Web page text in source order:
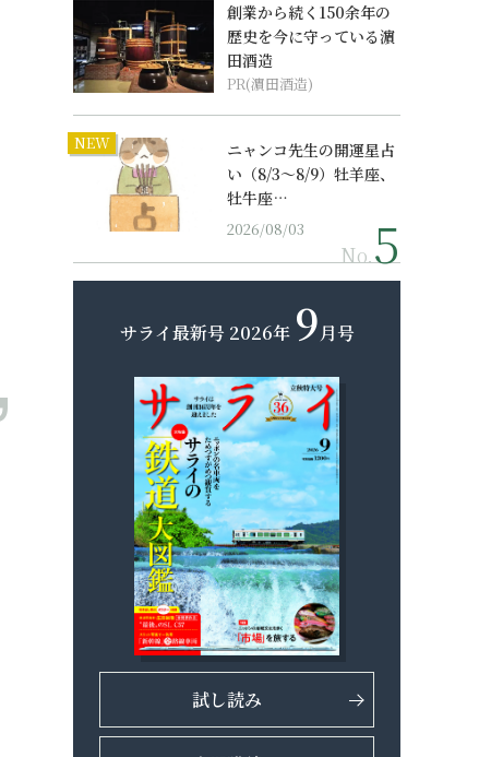
創業から続く150余年の
歴史を今に守っている濵
田酒造
PR(濵田酒造)
NEW
ニャンコ先生の開運星占
い（8/3～8/9）牡羊座、
牡牛座…
2026/08/03
No.
サライ最新号 2026年 9月号
試し読み